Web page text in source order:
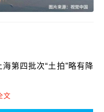
第四批次“土拍”略有降
文